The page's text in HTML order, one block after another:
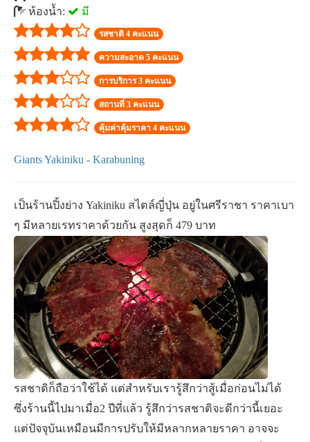
ห้องน้ำ: มี
รสชาติ 4 คะแนน
ความสะอาด 5 คะแนน
การบริการ 3 คะแนน
สถานที่ 3 คะแนน
คุ้มค่าคุ้มราคา 4 คะแนน
Giants Yakiniku - Karabuning
เป็นร้านปิ้งย่าง Yakiniku สไตล์ญี่ปุ่น อยู่ในศรีราชา ราคาเบา
ๆ มีหลายเรทราคาด้วยกัน สูงสุดก็ 479 บาท
รสชาติก็ถือว่าใช้ได้ แต่สำหรับเรารู้สึกว่าสู้เมื่อก่อนไม่ได้
ซึ่งร้านนี้ไปมาเมื่อ2 ปีที่แล้ว รู้สึกว่ารสชาติจะดีกว่านี้เยอะ
แต่ปัจจุบันเหมือนมีการปรับให้มีหลากหลายราคา อาจจะ